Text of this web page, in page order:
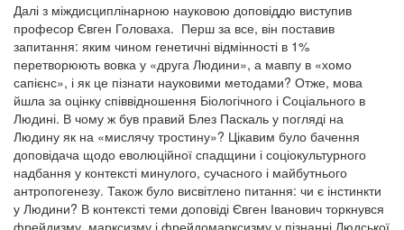
Далі з міждисциплінарною науковою доповіддю виступив
професор Євген Головаха. Перш за все, він поставив
запитання: яким чином генетичні відмінності в 1%
перетворюють вовка у «друга Людини», а мавпу в «хомо
сапієнс», і як це пізнати науковими методами? Отже, мова
йшла за оцінку співвідношення Біологічного і Соціального в
Людині. В чому ж був правий Блез Паскаль у погляді на
Людину як на «мислячу тростину»? Цікавим було бачення
доповідача щодо еволюційної спадщини і соціокультурного
надбання у контексті минулого, сучасного і майбутнього
антропогенезу. Також було висвітлено питання: чи є інстинкти
у Людини? В контексті теми доповіді Євген Іванович торкнувся